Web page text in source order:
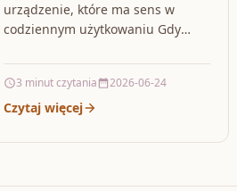
urządzenie, które ma sens w
codziennym użytkowaniu Gdy
działać stabilnie i przewidywalnie,
liczy się nie…
3 minut czytania 2026-06-24
Czytaj więcej